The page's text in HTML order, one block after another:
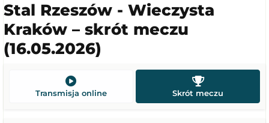
Stal Rzeszów - Wieczysta
Kraków – skrót meczu
(16.05.2026)
Transmisja online Skrót meczu